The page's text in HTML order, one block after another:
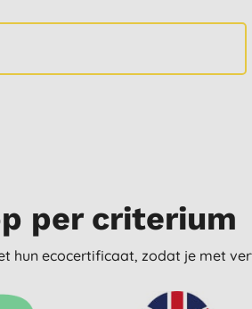
per criterium
hun ecocertificaat, zodat je met